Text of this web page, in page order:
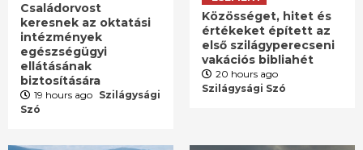
Családorvost
keresnek az oktatási
intézmények
egészségügyi
ellátásának
biztosítására
19 hours ago Szilágysági
Szó
Közösséget, hitet és
értékeket épített az
első szilágyperecseni
vakációs bibliahét
20 hours ago
Szilágysági Szó